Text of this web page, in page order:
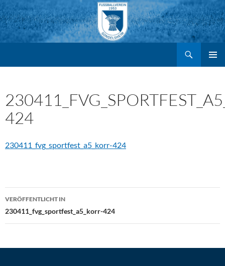
Zum
Inhalt
springen
424
230411_fvg_sportfest_a5_korr-424
Beitragsnavigation
VERÖFFENTLICHT IN
230411_fvg_sportfest_a5_korr-424